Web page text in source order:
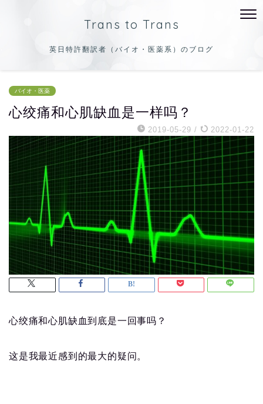
Trans to Trans
英日特許翻訳者（バイオ・医薬系）のブログ
バイオ・医薬
心绞痛和心肌缺血是一样吗？
2019-05-29 / 2022-01-22
心绞痛和心肌缺血到底是一回事吗？
这是我最近感到的最大的疑问。